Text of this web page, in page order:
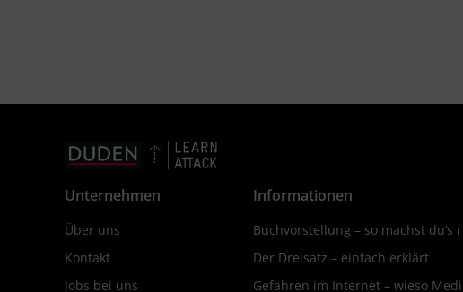
Unternehmen
Über uns
Kontakt
Jobs bei uns
Informationen
Buchvorstellung – so machst du’s
Der Dreisatz – einfach erklärt
Gefahren im Internet – wieso